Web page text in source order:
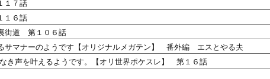
反応）
猛暑に襲われると為すすべべもなく...
押さえて無理矢理、排除しました！...
政経ワロスまとめニュース♪
ホクホク！」⇒ 世界に売る物が無...
に 視聴者数は6700万人 総...
【サッカー まとめ】サカラ...
テークスに出走！
競馬まとめのまとめ
で渡した。すると兄嫁から「もう二...
修羅場ライフ速報
１７話
１６話
街道 第１０６話
サマナーのようです【オリジナルメガテン】 番外編 エスとやる夫
なき声を叶えるようです。【オリ世界ポケスレ】 第１６話